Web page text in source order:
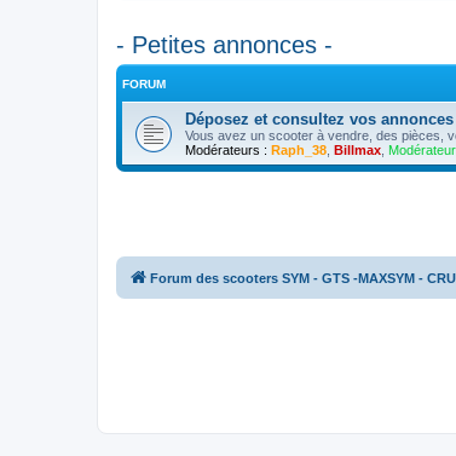
- Petites annonces -
FORUM
Déposez et consultez vos annonces
Vous avez un scooter à vendre, des pièces,
Modérateurs : Raph_38 Billmax
Forum des scooters SYM - GTS -MAXSYM -